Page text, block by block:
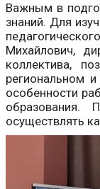
Важным в
знаний. Для
Михайлович,
коллектива,
региональном
особенности
образования.
осуществлять